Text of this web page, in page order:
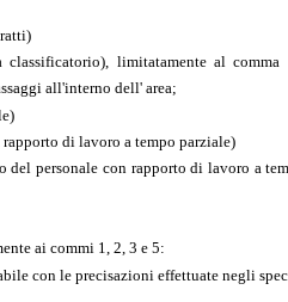
classificatorio), limitatamente al
all'interno dell' area;
di lavoro a tempo parziale)
del personale con rapporto di lavoro a
ai commi 1, 2, 3 e 5:
con le precisazioni effettuate negli